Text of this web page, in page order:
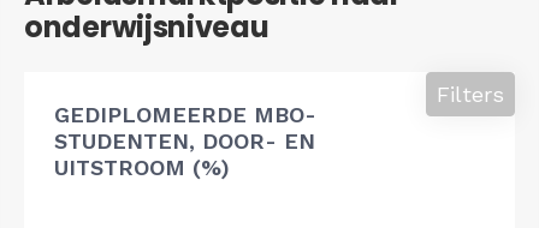
onderwijsniveau
GEDIPLOMEERDE MBO-
STUDENTEN, DOOR- EN
UITSTROOM (%)
Filters